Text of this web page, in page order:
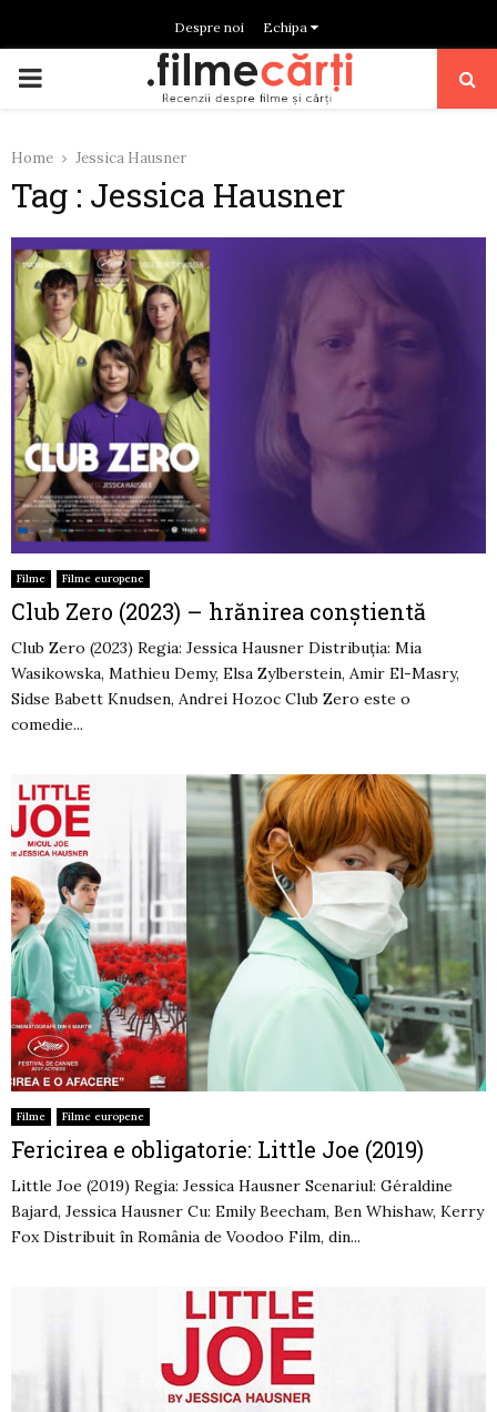
Despre noi Echipa
PRIMARY
Home Jessica Hausner
Tag : Jessica Hausner
Filme Filme europene
Club Zero (2023) – hrănirea conștientă
Club Zero (2023) Regia: Jessica Hausner Distribuția: Mia
Wasikowska, Mathieu Demy, Elsa Zylberstein, Amir El-Masry,
Sidse Babett Knudsen, Andrei Hozoc Club Zero este o
comedie...
Filme Filme europene
Fericirea e obligatorie: Little Joe (2019)
Little Joe (2019) Regia: Jessica Hausner Scenariul: Géraldine
Bajard, Jessica Hausner Cu: Emily Beecham, Ben Whishaw, Kerry
Fox Distribuit în România de Voodoo Film, din...